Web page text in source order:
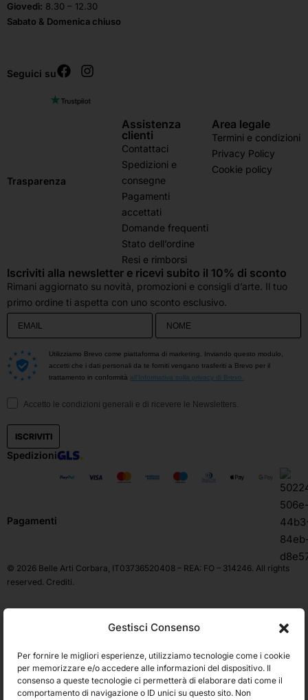
Gestisci Consenso
Per fornire le migliori esperienze, utilizziamo tecnologie come i cookie
per memorizzare e/o accedere alle informazioni del dispositivo. Il
consenso a queste tecnologie ci permetterà di elaborare dati come il
comportamento di navigazione o ID unici su questo sito. Non
Giovedì: 8.30 – 12.30
Sabato & Domenica chiuso
Seguici su
Trasparenza
Assistenza
clienti
Contattaci
Spedizioni e
consegne
Pagamenti
accettati
Domande frequenti
Stato dell’ordine
Resi e rimborsi
Area legale
Termini e condizioni
Privacy Policy
Cookie policy
Iscriviti alla newsletter e ricevi subito il 10% di sconto
Rimani aggiornato su novità, promozioni e consigli d’arte. Il tuo
primo ordine ti aspetta con uno sconto esclusivo.
Utilizziamo Brevo come piattaforma di marketing. Inviando questo modulo,
accetti che i dati personali da te forniti vengano trasferiti a Brevo per il
trattamento in conformità all'Informativa sulla privacy di Brevo.
Accetto le condizioni generali e di ricevere le Newsletters.
ISCRIVITI
Spedizioni
Pagamenti
© 2026 Belle Arti Corbara, IT03736520408 – REA: FO – 314246. All rights
reserved. Crediti.